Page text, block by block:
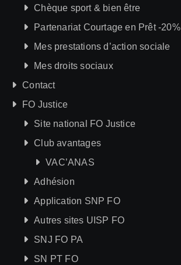
Chèque sport & bien être
Partenariat Courtage en Prêt -20%
Mes prestations d’action sociale
Mes droits sociaux
Contact
FO Justice
Site national FO Justice
Club avantages
VAC’ANAS
Adhésion
Application SNP FO
Autres sites UISP FO
SNJ FO PA
SN PT FO